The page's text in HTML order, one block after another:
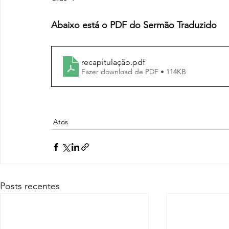
Abaixo está o PDF do Sermão Traduzido
recapitulação.pdf
Fazer download de PDF • 114KB
Atos
Posts recentes